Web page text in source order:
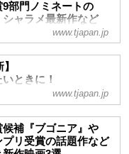
9部門ノミネートの
シャラメ最新作など
新作映画3選
- T JAPAN:The New
Magazine 公式サ
索……知的好奇心を刺激す
大人のための今月の新作を
www.tjapan.jp
ときに！
ター・田代親世のおす
マ24選 - T JAPAN:The
Style Magazine 公
ブームの立役者で韓流エ
www.tjapan.jp
候補『ブゴニア』や
プリ受賞の話題作など